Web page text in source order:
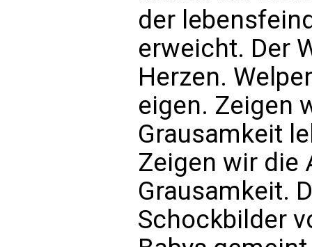
der
erweicht. Der
Herzen.
eigen. Zeigen
Grausamkeit
Zeigen wir die
Grausamkeit.
Schockbilder